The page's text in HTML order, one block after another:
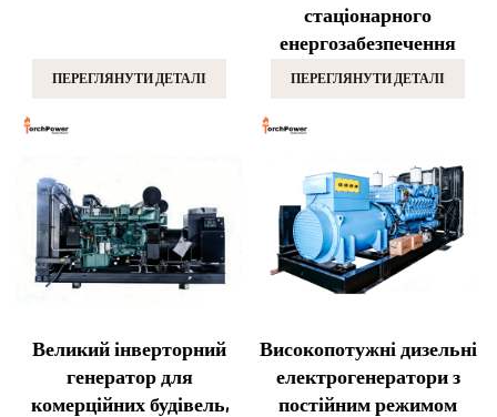
ПЕРЕГЛЯНУТИ ДЕТАЛІ
стаціонарного
енергозабезпечення
ПЕРЕГЛЯНУТИ ДЕТАЛІ
Великий інверторний
генератор для
комерційних будівель,
Високопотужні дизельні
електрогенератори з
постійним режимом